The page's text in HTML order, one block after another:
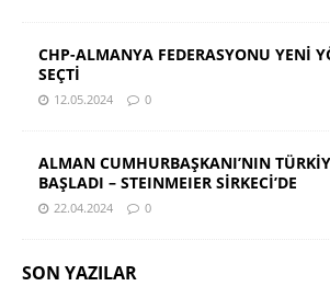
CHP-ALMANYA FEDERASYONU YENİ
SEÇTİ
12.05.2024 0
ALMAN CUMHURBAŞKANI’NIN
BAŞLADI – STEINMEIER SİRKECİ’DE
22.04.2024 0
SON YAZILAR